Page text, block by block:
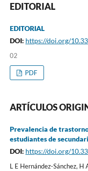
EDITORIAL
EDITORIAL
DOI: https://doi.org/
02
PDF
ARTÍCULOS
Prevalencia de
estudiantes de
DOI: https://doi.org/
L E Hernández-Sánchez,